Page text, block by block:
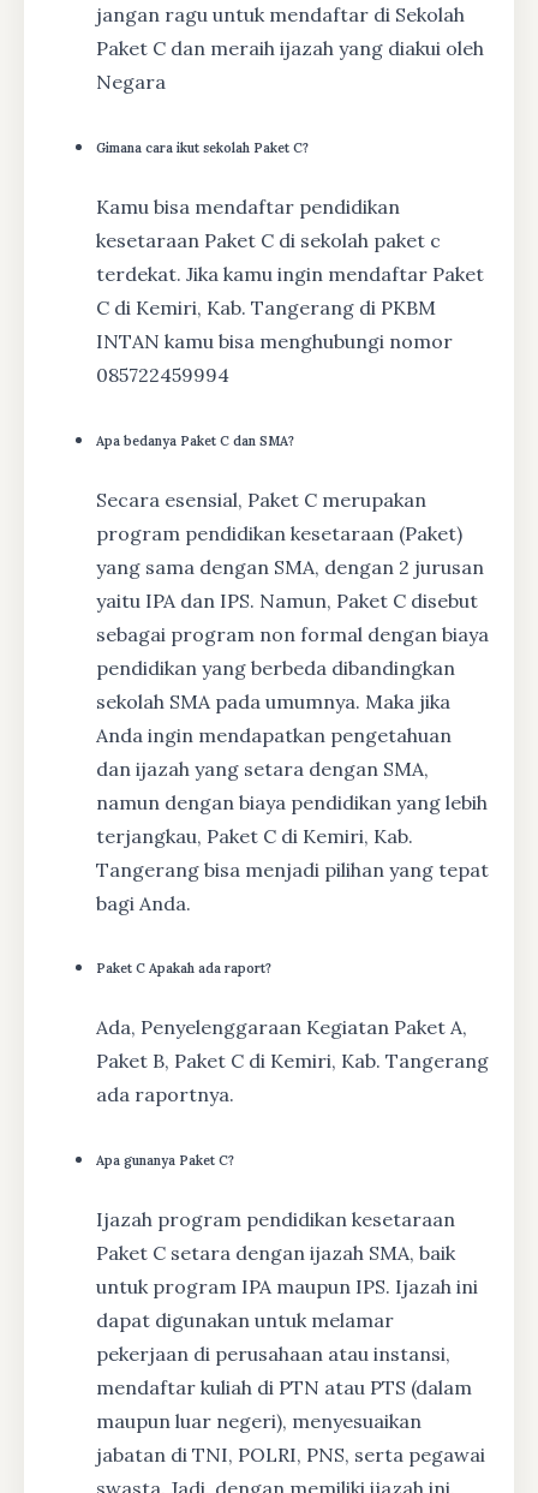
jangan ragu untuk mendaftar di Sekolah
Paket C dan meraih ijazah yang diakui oleh
Negara
Gimana cara ikut sekolah Paket C?
Kamu bisa mendaftar pendidikan
kesetaraan Paket C di sekolah paket c
terdekat. Jika kamu ingin mendaftar Paket
C di Kemiri, Kab. Tangerang di PKBM
INTAN kamu bisa menghubungi nomor
085722459994
Apa bedanya Paket C dan SMA?
Secara esensial, Paket C merupakan
program pendidikan kesetaraan (Paket)
yang sama dengan SMA, dengan 2 jurusan
yaitu IPA dan IPS. Namun, Paket C disebut
sebagai program non formal dengan biaya
pendidikan yang berbeda dibandingkan
sekolah SMA pada umumnya. Maka jika
Anda ingin mendapatkan pengetahuan
dan ijazah yang setara dengan SMA,
namun dengan biaya pendidikan yang lebih
terjangkau, Paket C di Kemiri, Kab.
Tangerang bisa menjadi pilihan yang tepat
bagi Anda.
Paket C Apakah ada raport?
Ada, Penyelenggaraan Kegiatan Paket A,
Paket B, Paket C di Kemiri, Kab. Tangerang
ada raportnya.
Apa gunanya Paket C?
Ijazah program pendidikan kesetaraan
Paket C setara dengan ijazah SMA, baik
untuk program IPA maupun IPS. Ijazah ini
dapat digunakan untuk melamar
pekerjaan di perusahaan atau instansi,
mendaftar kuliah di PTN atau PTS (dalam
maupun luar negeri), menyesuaikan
jabatan di TNI, POLRI, PNS, serta pegawai